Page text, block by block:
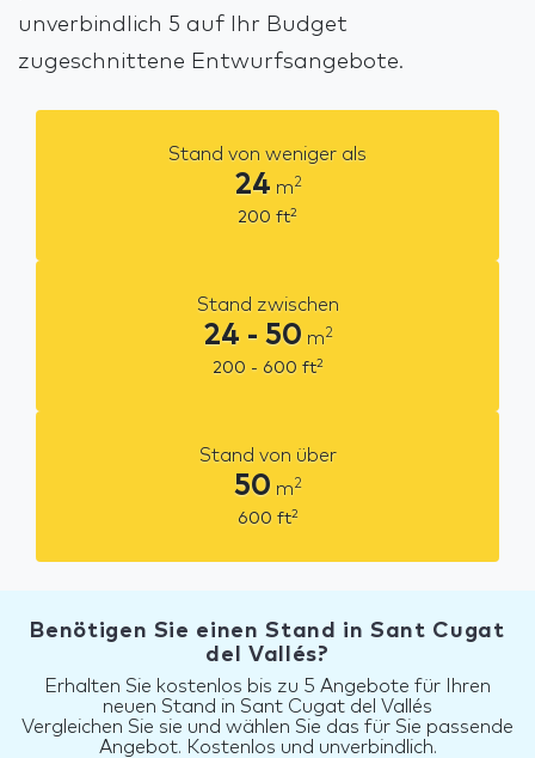
unverbindlich 5 auf Ihr Budget
zugeschnittene Entwurfsangebote.
Stand von weniger als
24 m2
200 ft2
Stand zwischen
24 - 50 m2
200 - 600 ft2
Stand von über
50 m2
600 ft2
Benötigen Sie einen Stand in Sant Cugat
del Vallés?
Erhalten Sie kostenlos bis zu 5 Angebote für Ihren
neuen Stand in Sant Cugat del Vallés
Vergleichen Sie sie und wählen Sie das für Sie passende
Angebot. Kostenlos und unverbindlich.